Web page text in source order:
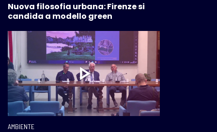
Nuova filosofia urbana: Firenze si
candida a modello green
AMBIENTE